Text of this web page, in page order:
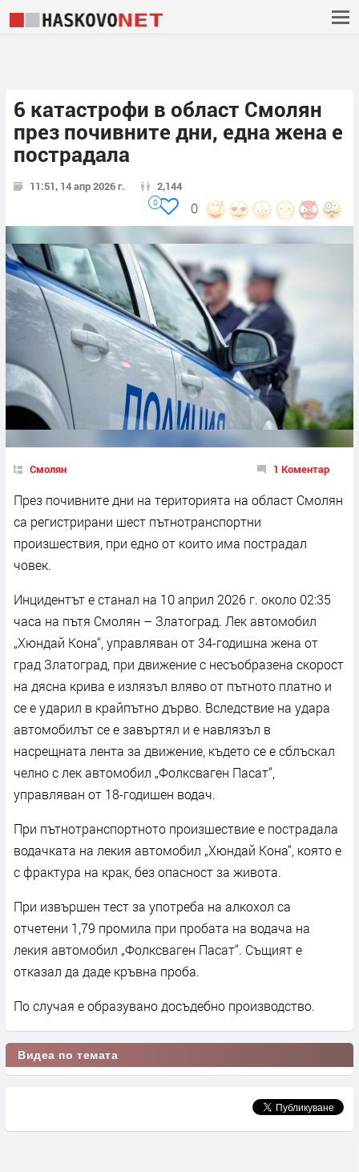
6 катастрофи в област Смолян
през почивните дни, една жена е
пострадала
11:51, 14 апр 2026 г. 2,144
0
0
Смолян 1 Коментар
През почивните дни на територията на област Смолян
са регистрирани шест пътнотранспортни
произшествия, при едно от които има пострадал
човек.
Инцидентът е станал на 10 април 2026 г. около 02:35
часа на пътя Смолян – Златоград. Лек автомобил
„Хюндай Кона“, управляван от 34-годишна жена от
град Златоград, при движение с несъобразена скорост
на дясна крива е излязъл вляво от пътното платно и
се е ударил в крайпътно дърво. Вследствие на удара
автомобилът се е завъртял и е навлязъл в
насрещната лента за движение, където се е сблъскал
челно с лек автомобил „Фолксваген Пасат“,
управляван от 18-годишен водач.
При пътнотранспортното произшествие е пострадала
водачката на лекия автомобил „Хюндай Кона“, която е
с фрактура на крак, без опасност за живота.
При извършен тест за употреба на алкохол са
отчетени 1,79 промила при пробата на водача на
лекия автомобил „Фолксваген Пасат“. Същият е
отказал да даде кръвна проба.
По случая е образувано досъдебно производство.
Видеа по темата